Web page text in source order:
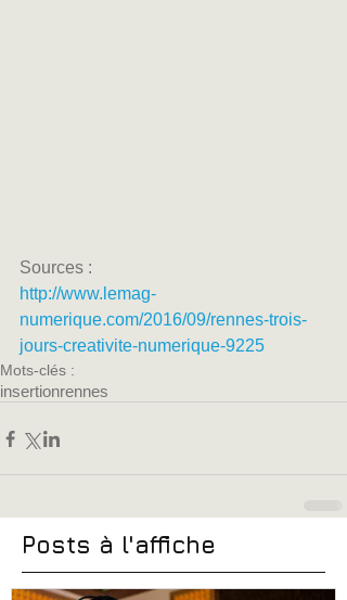
Sources :
http://www.lemag-
numerique.com/2016/09/rennes-trois-
jours-creativite-numerique-9225
Mots-clés :
insertionrennes
Posts à l'affiche